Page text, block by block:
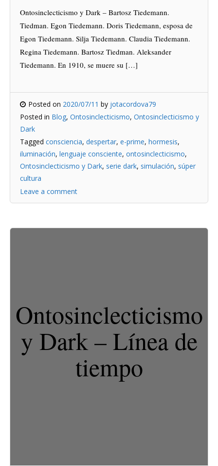
Ontosinclecticismo y Dark – Bartosz Tiedemann.
Tiedman. Egon Tiedemann. Doris Tiedemann, esposa de
Egon Tiedemann. Silja Tiedemann. Claudia Tiedemann.
Regina Tiedemann. Bartosz Tiedman. Aleksander
Tiedemann. En 1910, se muere su […]
Posted on 2020/07/11 by jotacordova79
Posted in Blog, Ontosinclecticismo, Ontosinclecticismo y
Dark
Tagged consciencia, despertar, e-prime, hormesis,
iluminación, lenguaje consciente, ontosinclecticismo,
Ontosinclecticismo y Dark, serie dark, simulación, súper
cultura
Leave a comment
Ontosinclecticismo
y Dark – Línea de
tiempo